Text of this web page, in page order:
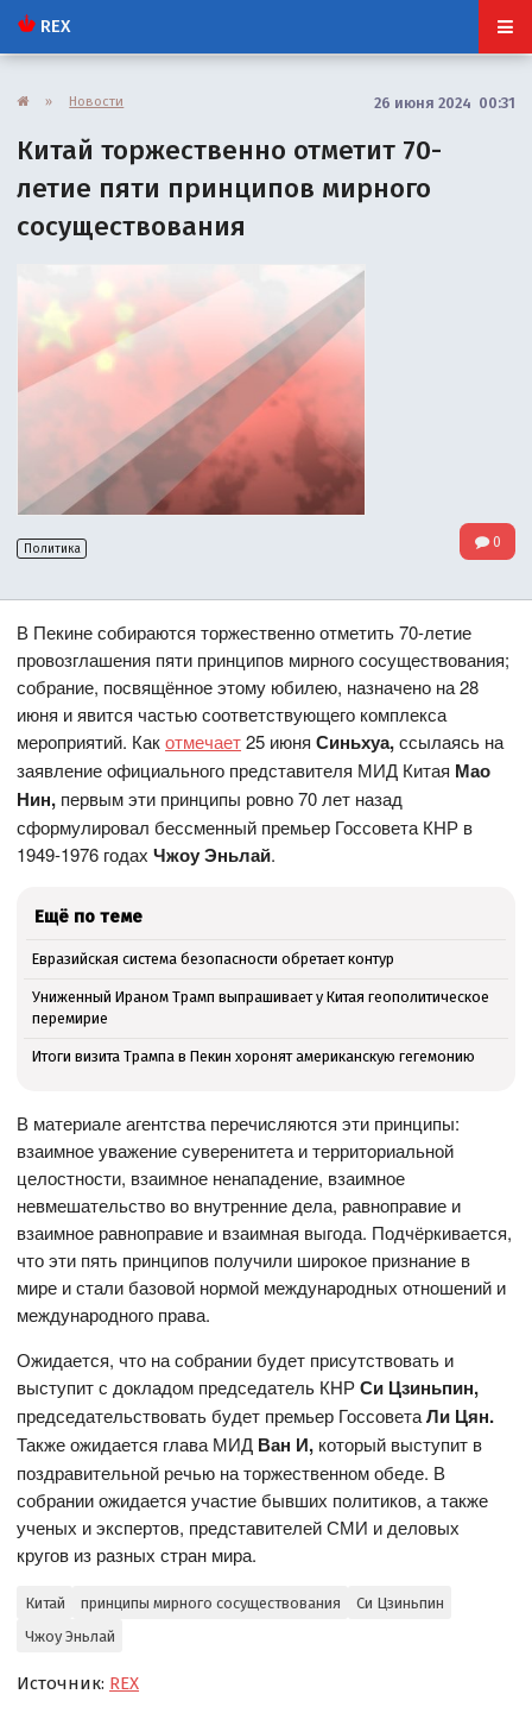
REX
» Новости 26 июня 2024 00:31
Китай торжественно отметит 70-
летие пяти принципов мирного
сосуществования
Политика 0
В Пекине собираются торжественно отметить 70-летие
провозглашения пяти принципов мирного сосуществования;
собрание, посвящённое этому юбилею, назначено на 28
июня и явится частью соответствующего комплекса
мероприятий. Какотмечает25 июняСиньхуа,ссылаясь на
заявление официального представителя МИД Китая Мао
Нин, первым эти принципы ровно 70 лет назад
сформулировал бессменный премьер Госсовета КНР в
1949-1976 годахЧжоу Эньлай.
Ещё по теме
Евразийская система безопасности обретает контур
Униженный Ираном Трамп выпрашивает у Китая геополитическое
перемирие
Итоги визита Трампа в Пекин хоронят американскую гегемонию
В материале агентства перечисляются эти принципы:
взаимное уважение суверенитета и территориальной
целостности, взаимное ненападение, взаимное
невмешательство во внутренние дела, равноправие и
взаимное равноправие и взаимная выгода. Подчёркивается,
что эти пять принципов получили широкое признание в
мире и стали базовой нормой международных отношений и
международного права.
Ожидается, что на собрании будет присутствовать и
выступит с докладом председатель КНРСи Цзиньпин,
председательствовать будет премьер ГоссоветаЛи Цян.
Также ожидается глава МИД Ван И, который выступит в
поздравительной речью на торжественном обеде. В
собрании ожидается участие бывших политиков, а также
ученых и экспертов, представителей СМИ и деловых
кругов из разных стран мира.
Китай принципы мирного сосуществования
Си Цзиньпин
Чжоу Эньлай
Источник: REX